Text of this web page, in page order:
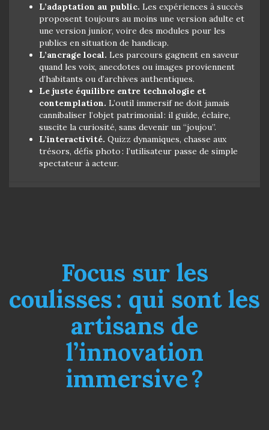
L’adaptation au public. Les expériences à succès
proposent toujours au moins une version adulte et
une version junior, voire des modules pour les
publics en situation de handicap.
L’ancrage local. Les parcours gagnent en saveur
quand les voix, anecdotes ou images proviennent
d’habitants ou d’archives authentiques.
Le juste équilibre entre technologie et
contemplation. L’outil immersif ne doit jamais
cannibaliser l’objet patrimonial : il guide, éclaire,
suscite la curiosité, sans devenir un “joujou”.
L’interactivité. Quizz dynamiques, chasse aux
trésors, défis photo : l’utilisateur passe de simple
spectateur à acteur.
Focus sur les
coulisses : qui sont les
artisans de
l’innovation
immersive ?